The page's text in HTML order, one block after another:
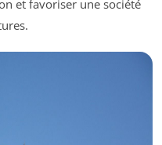
et favoriser une société